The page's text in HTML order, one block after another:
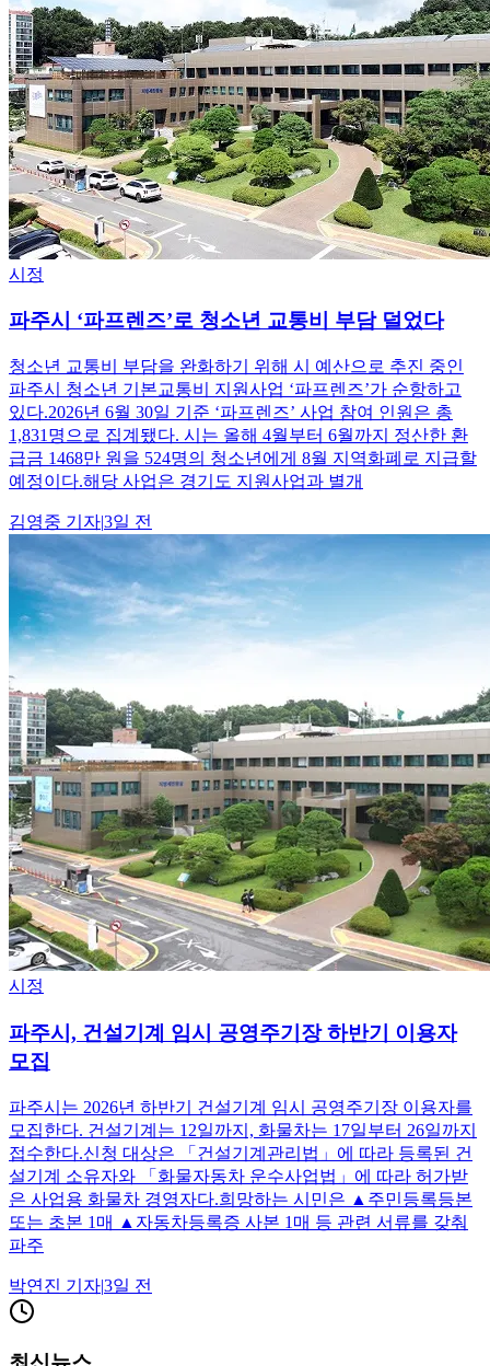
시정
파주시 ‘파프렌즈’로 청소년 교통비 부담 덜었다
청소년 교통비 부담을 완화하기 위해 시 예산으로 추진 중인
파주시 청소년 기본교통비 지원사업 ‘파프렌즈’가 순항하고
있다.2026년 6월 30일 기준 ‘파프렌즈’ 사업 참여 인원은 총
1,831명으로 집계됐다. 시는 올해 4월부터 6월까지 정산한 환
급금 1468만 원을 524명의 청소년에게 8월 지역화폐로 지급할
예정이다.해당 사업은 경기도 지원사업과 별개
김영중 기자|3일 전
시정
파주시, 건설기계 임시 공영주기장 하반기 이용자
모집
파주시는 2026년 하반기 건설기계 임시 공영주기장 이용자를
모집한다. 건설기계는 12일까지, 화물차는 17일부터 26일까지
접수한다.신청 대상은 「건설기계관리법」에 따라 등록된 건
설기계 소유자와 「화물자동차 운수사업법」에 따라 허가받
은 사업용 화물차 경영자다.희망하는 시민은 ▲주민등록등본
또는 초본 1매 ▲자동차등록증 사본 1매 등 관련 서류를 갖춰
파주
박연진 기자|3일 전